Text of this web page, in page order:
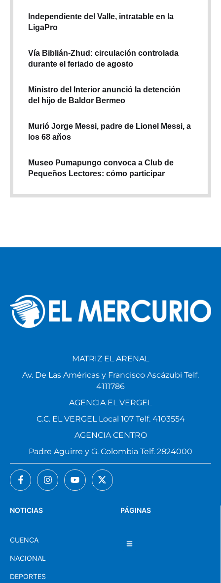
Independiente del Valle, intratable en la
LigaPro
Vía Biblián-Zhud: circulación controlada
durante el feriado de agosto
Ministro del Interior anunció la detención
del hijo de Baldor Bermeo
Murió Jorge Messi, padre de Lionel Messi, a
los 68 años
Museo Pumapungo convoca a Club de
Pequeños Lectores: cómo participar
PÁGINAS
NOTICIAS
CUENCA
NACIONAL
DEPORTES
MATRIZ EL ARENAL
Av. De Las Américas y Francisco Ascázubi Telf.
4111786
AGENCIA EL VERGEL
C.C. EL VERGEL Local 107 Telf. 4103554
AGENCIA CENTRO
Padre Aguirre y G. Colombia Telf. 2824000